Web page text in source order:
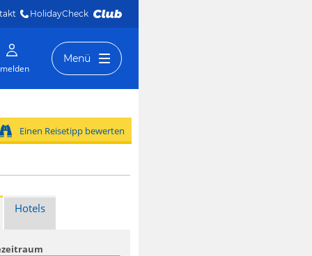
HolidayCheck
Menü
Einen Reisetipp bewerten
Hotels